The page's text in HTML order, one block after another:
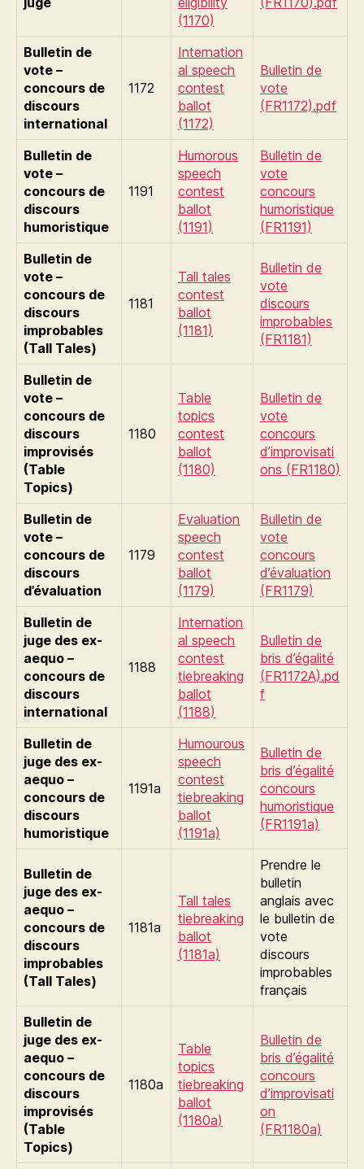
(1170)
Bulletin de
vote –
concours de
discours
international
1172
Internation
al speech
contest
ballot
(1172)
Bulletin de
vote
(FR1172).pdf
Bulletin de
vote –
concours de
discours
humoristique
1191
Humorous
speech
contest
ballot
(1191)
Bulletin de
vote
concours
humoristique
(FR1191)
Bulletin de
vote –
concours de
discours
improbables
(Tall Tales)
1181
Tall tales
contest
ballot
(1181)
Bulletin de
vote
discours
improbables
(FR1181)
Bulletin de
vote –
concours de
discours
improvisés
(Table
Topics)
1180
Table
topics
contest
ballot
(1180)
Bulletin de
vote
concours
d’improvisati
ons (FR1180)
Bulletin de
vote –
concours de
discours
d’évaluation
1179
Evaluation
speech
contest
ballot
(1179)
Bulletin de
vote
concours
d’évaluation
(FR1179)
Bulletin de
juge des ex-
aequo –
concours de
discours
international
1188
Internation
al speech
contest
tiebreaking
ballot
(1188)
Bulletin de
bris d’égalité
(FR1172A).pd
f
Bulletin de
juge des ex-
aequo –
concours de
discours
humoristique
1191a
Humourous
speech
contest
tiebreaking
ballot
(1191a)
Bulletin de
bris d’égalité
concours
humoristique
(FR1191a)
Bulletin de
juge des ex-
aequo –
concours de
discours
improbables
(Tall Tales)
1181a
Tall tales
tiebreaking
ballot
(1181a)
Prendre le
bulletin
anglais avec
le bulletin de
vote
discours
improbables
français
Bulletin de
juge des ex-
aequo –
concours de
discours
improvisés
(Table
Topics)
1180a
Table
topics
tiebreaking
ballot
(1180a)
Bulletin de
bris d’égalité
concours
d’improvisati
on
(FR1180a)